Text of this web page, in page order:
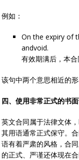
例如：
On the expiry of
andvoid.
有效期满后，本合
该句中两个意思相近的
四、使用非常正式的书
英文合同属于法律文体
其用语通常正式保守。
语有着严肃的风格，合
的正式、严谨还体现在